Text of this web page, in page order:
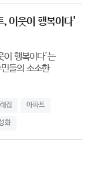
, 이웃이 행복이다'
이 행복이다'는
들의 소소한
집 아파트
화